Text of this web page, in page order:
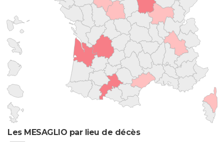
Les MESAGLIO par lieu de décès